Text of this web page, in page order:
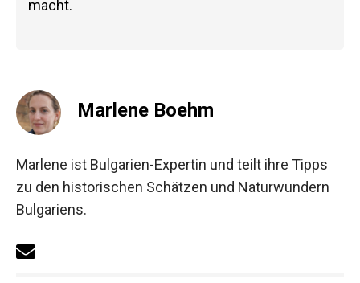
macht.
Marlene Boehm
Marlene ist Bulgarien-Expertin und teilt ihre Tipps
zu den historischen Schätzen und Naturwundern
Bulgariens.